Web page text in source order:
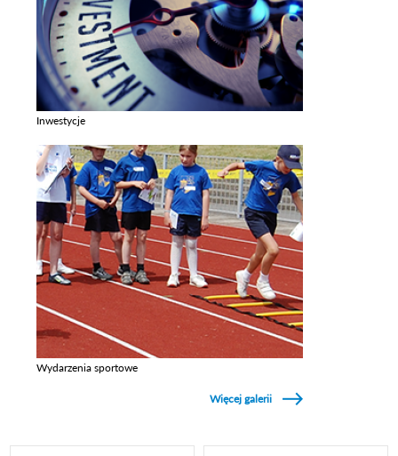
Inwestycje
Wydarzenia sportowe
Więcej galerii